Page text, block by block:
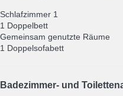
Schlafzimmer 1
1 Doppelbett
Gemeinsam genutzte Räume
1 Doppelsofabett
Badezimmer- und